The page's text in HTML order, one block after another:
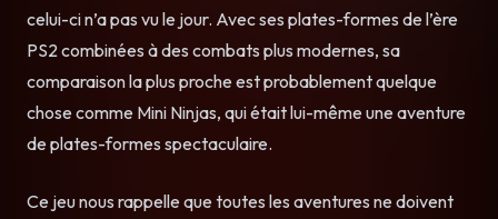
celui-ci n’a pas vu le jour. Avec ses plates-formes de l’ère
PS2 combinées à des combats plus modernes, sa
comparaison la plus proche est probablement quelque
chose comme Mini Ninjas, qui était lui-même une aventure
de plates-formes spectaculaire.
Ce jeu nous rappelle que toutes les aventures ne doivent